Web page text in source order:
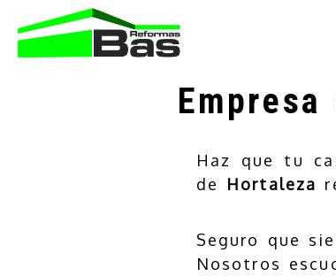
Haz que tu
de Hortaleza
Seguro que
Nosotros